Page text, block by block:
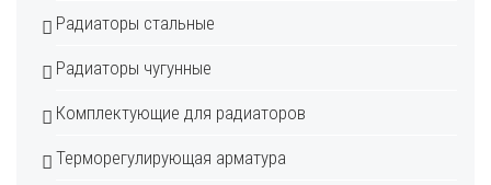
Радиаторы стальные
Радиаторы чугунные
Комплектующие для радиаторов
Терморегулирующая арматура